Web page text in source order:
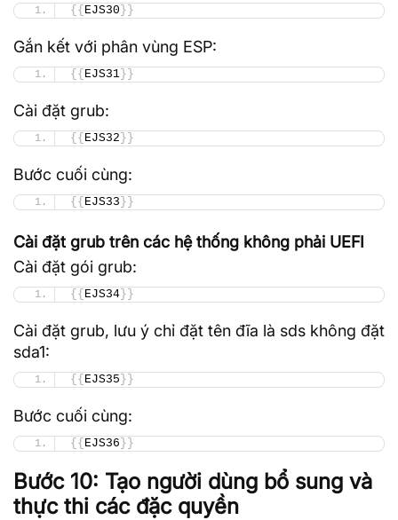
{{ EJS30 }}
Gắn kết với phân vùng ESP:
{{ EJS31 }}
Cài đặt grub:
{{ EJS32 }}
Bước cuối cùng:
{{ EJS33 }}
Cài đặt grub trên các hệ thống không phải UEFI
Cài đặt gói grub:
{{ EJS34 }}
Cài đặt grub, lưu ý chỉ đặt tên đĩa là sds không đặt
sda1:
{{ EJS35 }}
Bước cuối cùng:
{{ EJS36 }}
Bước 10: Tạo người dùng bổ sung và
thực thi các đặc quyền